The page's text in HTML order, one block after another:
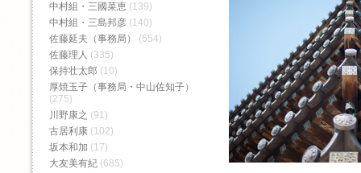
中村組・三國菜恵 (139)
中村組・三島邦彦 (140)
佐藤延夫（事務局）
(554)
佐藤理人 (335)
保持壮太郎 (10)
厚焼玉子（事務局・中山佐知子）
(275)
川野康之 (91)
古居利康 (102)
坂本和加 (17)
大友美有紀 (685)